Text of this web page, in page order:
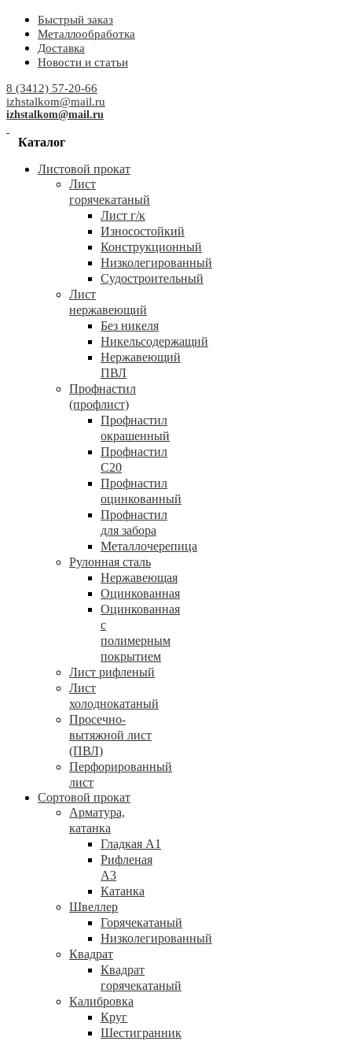
Быстрый заказ
Металлообработка
Доставка
Новости и статьи
8 (3412) 57-20-66
izhstalkom@mail.ru
izhstalkom@mail.ru
Каталог
Листовой прокат
Лист
горячекатаный
Лист г/к
Износостойкий
Конструкционный
Низколегированный
Судостроительный
Лист
нержавеющий
Без никеля
Никельсодержащий
Нержавеющий
ПВЛ
Профнастил
(профлист)
Профнастил
окрашенный
Профнастил
С20
Профнастил
оцинкованный
Профнастил
для забора
Металлочерепица
Рулонная сталь
Нержавеющая
Оцинкованная
Оцинкованная
с
полимерным
покрытием
Лист рифленый
Лист
холоднокатаный
Просечно-
вытяжной лист
(ПВЛ)
Перфорированный
лист
Сортовой прокат
Арматура,
катанка
Гладкая А1
Рифленая
А3
Катанка
Швеллер
Горячекатаный
Низколегированный
Квадрат
Квадрат
горячекатаный
Калибровка
Круг
Шестигранник